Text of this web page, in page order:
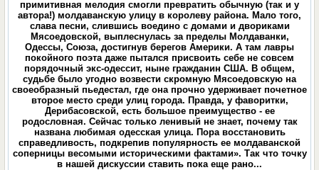
примитивная мелодия смогли превратить обычную (так и у
автора!) молдаванскую улицу в королеву района. Мало того,
слава песни, слившись воедино с домами и двориками
Мясоедовской, выплеснулась за пределы Молдаванки,
Одессы, Союза, достигнув берегов Америки. А там лавры
покойного поэта даже пытался присвоить себе не совсем
порядочный экс-одессит, ныне гражданин США. В общем,
судьбе было угодно возвести скромную Мясоедовскую на
своеобразный пьедестал, где она прочно удерживает почетное
второе место среди улиц города. Правда, у фаворитки,
Дерибасовской, есть большое преимущество - ее
родословная. Сейчас только ленивый не знает, почему так
названа любимая одесская улица. Пора восстановить
справедливость, подкрепив популярность ее молдаванской
соперницы весомыми историческими фактами». Так что точку
в нашей дискуссии ставить пока еще рано...